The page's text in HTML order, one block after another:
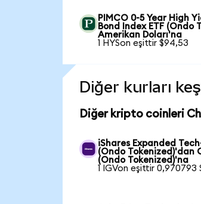
PIMCO 0-5 Year High
Bond Index ETF (Ondo
Amerikan Doları'na
1 HYSon eşittir $94,53
Diğer kurları
Diğer kripto coinleri
iShares Expanded
(Ondo Tokenized)'dan
(Ondo Tokenized)'na
1 IGVon eşittir 0,970793